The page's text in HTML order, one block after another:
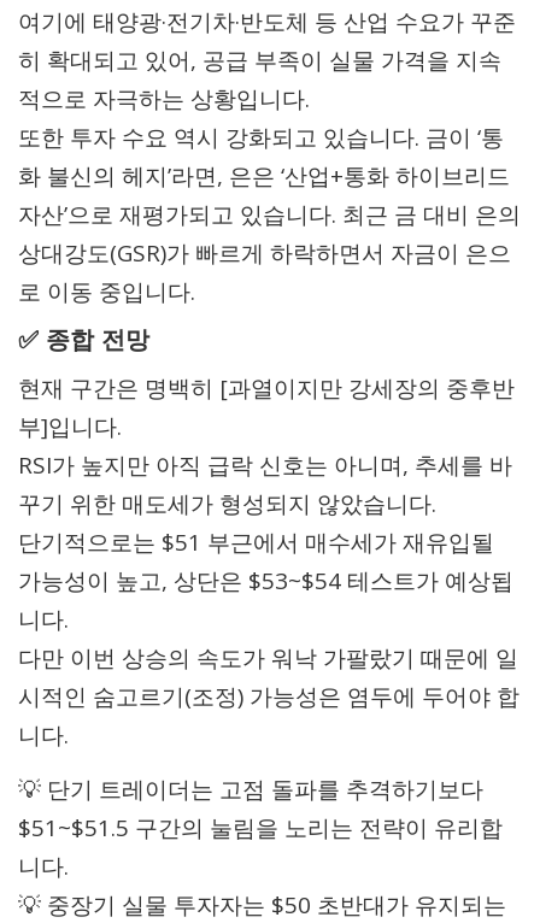
여기에 태양광·전기차·반도체 등 산업 수요가 꾸준
히 확대되고 있어, 공급 부족이 실물 가격을 지속
적으로 자극하는 상황입니다.
또한 투자 수요 역시 강화되고 있습니다. 금이 ‘통
화 불신의 헤지’라면, 은은 ‘산업+통화 하이브리드
자산’으로 재평가되고 있습니다. 최근 금 대비 은의
상대강도(GSR)가 빠르게 하락하면서 자금이 은으
로 이동 중입니다.
✅ 종합 전망
현재 구간은 명백히 [과열이지만 강세장의 중후반
부]입니다.
RSI가 높지만 아직 급락 신호는 아니며, 추세를 바
꾸기 위한 매도세가 형성되지 않았습니다.
단기적으로는 $51 부근에서 매수세가 재유입될
가능성이 높고, 상단은 $53~$54 테스트가 예상됩
니다.
다만 이번 상승의 속도가 워낙 가팔랐기 때문에 일
시적인 숨고르기(조정) 가능성은 염두에 두어야 합
니다.
💡 단기 트레이더는 고점 돌파를 추격하기보다
$51~$51.5 구간의 눌림을 노리는 전략이 유리합
니다.
💡 중장기 실물 투자자는 $50 초반대가 유지되는